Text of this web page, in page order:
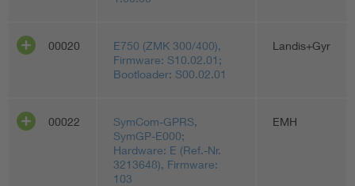
00020
E750 (ZMK 300/400),
Firmware: S10.02.01;
Bootloader: S00.02.01
Landis+Gyr
00022
SymCom-GPRS,
SymGP-E000;
Hardware: E (Ref.-Nr.
3213648), Firmware:
103
EMH